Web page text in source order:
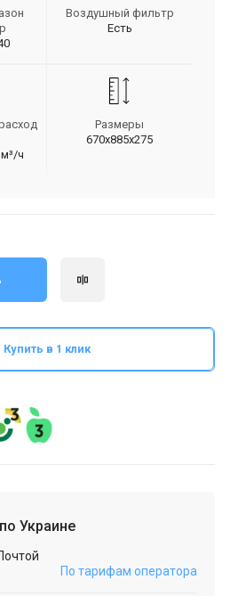
Воздушный фильтр
Есть
ч
Размеры
670х885х275
Купить в 1 клик
Украине
По тарифам оператора